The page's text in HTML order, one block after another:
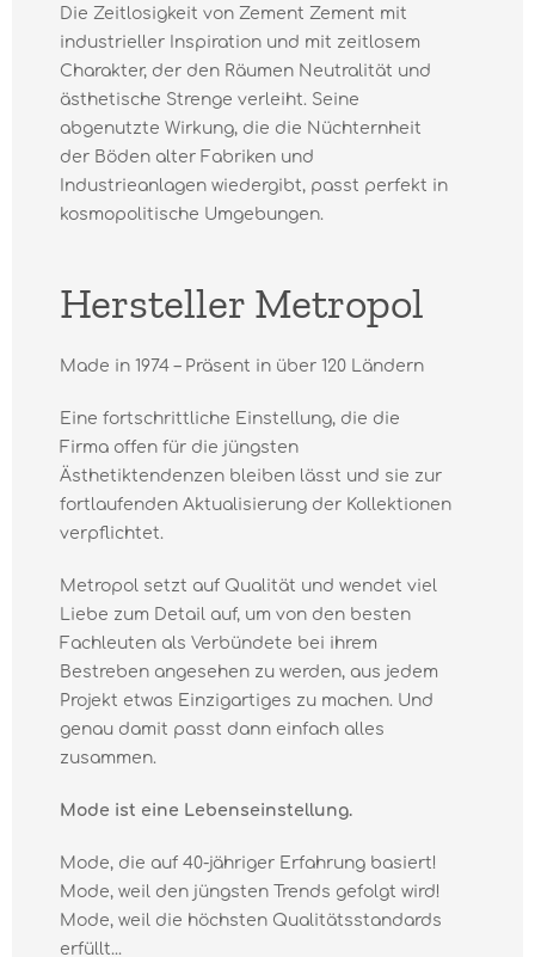
Die Zeitlosigkeit von Zement Zement mit
industrieller Inspiration und mit zeitlosem
Charakter, der den Räumen Neutralität und
ästhetische Strenge verleiht. Seine
abgenutzte Wirkung, die die Nüchternheit
der Böden alter Fabriken und
Industrieanlagen wiedergibt, passt perfekt in
kosmopolitische Umgebungen.
Hersteller Metropol
Made in 1974 – Präsent in über 120 Ländern
Eine fortschrittliche Einstellung, die die
Firma offen für die jüngsten
Ästhetiktendenzen bleiben lässt und sie zur
fortlaufenden Aktualisierung der Kollektionen
verpflichtet.
Metropol setzt auf Qualität und wendet viel
Liebe zum Detail auf, um von den besten
Fachleuten als Verbündete bei ihrem
Bestreben angesehen zu werden, aus jedem
Projekt etwas Einzigartiges zu machen. Und
genau damit passt dann einfach alles
zusammen.
Mode ist eine Lebenseinstellung.
Mode, die auf 40-jähriger Erfahrung basiert!
Mode, weil den jüngsten Trends gefolgt wird!
Mode, weil die höchsten Qualitätsstandards
erfüllt...